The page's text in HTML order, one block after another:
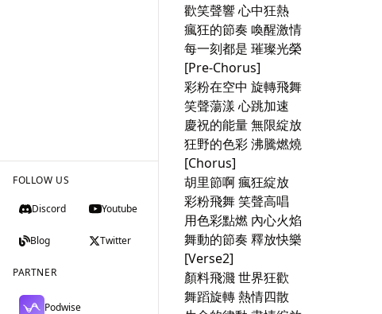
FOLLOW US
Discord Youtube
Blog Twitter
PARTNER
Podwise
歡笑聲響 心中狂熱
瘋狂的節奏 喚醒激情
每一刻都是 璀璨光榮
[Pre-Chorus]
彩粉在空中 旋轉飛舞
笑聲蕩漾 心跳加速
慶祝的能量 無限綻放
狂野的色彩 沸騰燃燒
[Chorus]
胡里節啊 瘋狂綻放
彩粉飛舞 笑聲高唱
用色彩點燃 內心火焰
舞動的節奏 釋放快樂
[Verse2]
顏料飛濺 世界狂歡
舞蹈旋轉 熱情四散